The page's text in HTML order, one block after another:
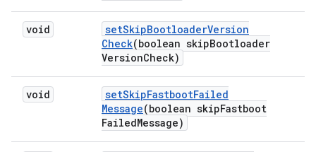
void setSkipBootloaderVersion
Check(boolean skipBootloader
VersionCheck)
void setSkipFastbootFailed
Message(boolean skipFastboot
FailedMessage)